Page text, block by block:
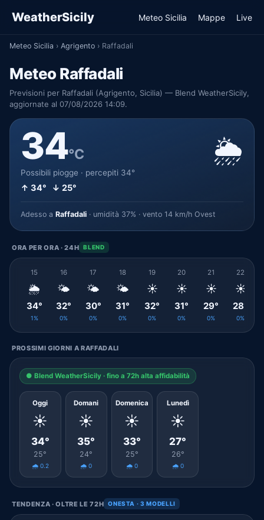
WeatherSicily Meteo Sicilia Mappe Live
Meteo Sicilia › Agrigento › Raffadali
Meteo Raffadali
Previsioni per Raffadali (Agrigento, Sicilia) — Blend WeatherSicily,
aggiornate al 07/08/2026 14:09.
34°C
Possibili piogge · percepiti 34°
↑ 34° ↓ 25°
🌦️
Adesso a Raffadali · umidità 37% · vento 14 km/h Ovest
ORA PER ORA · 24H BLEND
15
🌦️
34°
1%
16
🌤️
32°
0%
17
🌤️
30°
0%
18
🌤️
31°
0%
19
☀️
32°
0%
20
☀️
31°
0%
21
☀️
29°
0%
22
☀️
28°
0%
PROSSIMI GIORNI A RAFFADALI
● Blend WeatherSicily · fino a 72h alta affidabilità
Oggi
☀️
34°
25°
🌧️ 0.2
Domani
☀️
35°
24°
🌧️ 0
Domenica
☀️
33°
25°
🌧️ 0
Lunedì
☀️
27°
26°
🌧️ 0
TENDENZA · OLTRE LE 72H ONESTA · 3 MODELLI